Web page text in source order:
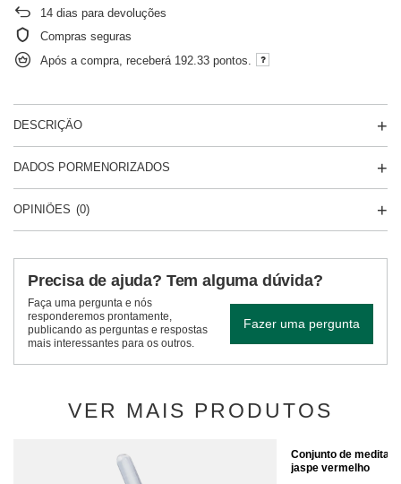
14 dias para devoluções
Compras seguras
Após a compra, receberá 192.33 pontos.
DESCRIÇÃO
DADOS PORMENORIZADOS
OPINIÕES (0)
Precisa de ajuda? Tem alguma dúvida?
Faça uma pergunta e nós
responderemos prontamente,
publicando as perguntas e respostas
mais interessantes para os outros.
Fazer uma pergunta
VER MAIS PRODUTOS
Conjunto de
jaspe vermelho